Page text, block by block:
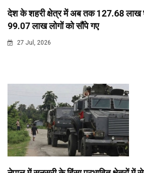
देश के शहरी क्षेत्र में अब तक 127.68 लाख
99.07 लाख लोगों को सौंपे गए
27 Jul, 2026